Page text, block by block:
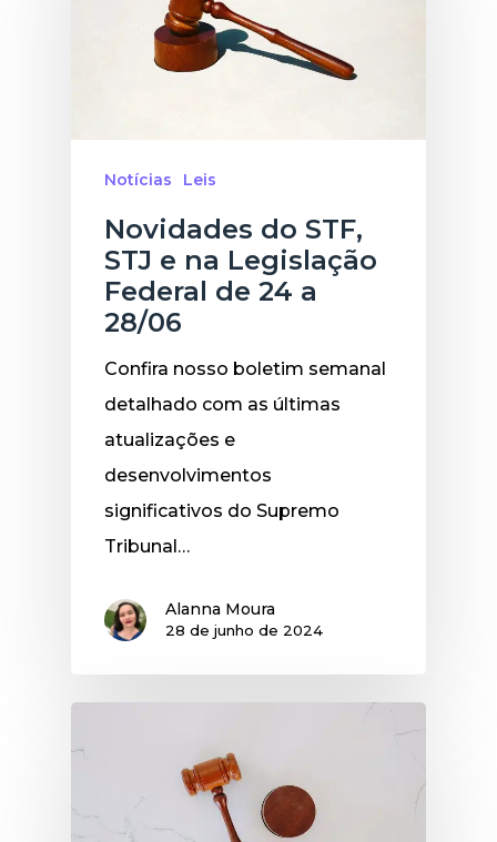
Notícias Leis
Novidades do STF,
STJ e na Legislação
Federal de 24 a
28/06
Confira nosso boletim semanal
detalhado com as últimas
atualizações e
desenvolvimentos
significativos do Supremo
Tribunal…
Alanna Moura
28 de junho de 2024